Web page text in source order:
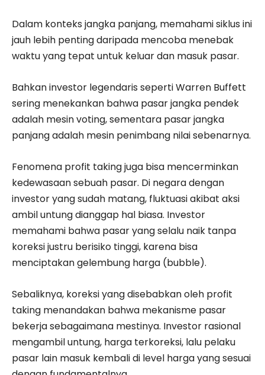
Dalam konteks jangka panjang, memahami siklus ini
jauh lebih penting daripada mencoba menebak
waktu yang tepat untuk keluar dan masuk pasar.
Bahkan investor legendaris seperti Warren Buffett
sering menekankan bahwa pasar jangka pendek
adalah mesin voting, sementara pasar jangka
panjang adalah mesin penimbang nilai sebenarnya.
Fenomena profit taking juga bisa mencerminkan
kedewasaan sebuah pasar. Di negara dengan
investor yang sudah matang, fluktuasi akibat aksi
ambil untung dianggap hal biasa. Investor
memahami bahwa pasar yang selalu naik tanpa
koreksi justru berisiko tinggi, karena bisa
menciptakan gelembung harga (bubble).
Sebaliknya, koreksi yang disebabkan oleh profit
taking menandakan bahwa mekanisme pasar
bekerja sebagaimana mestinya. Investor rasional
mengambil untung, harga terkoreksi, lalu pelaku
pasar lain masuk kembali di level harga yang sesuai